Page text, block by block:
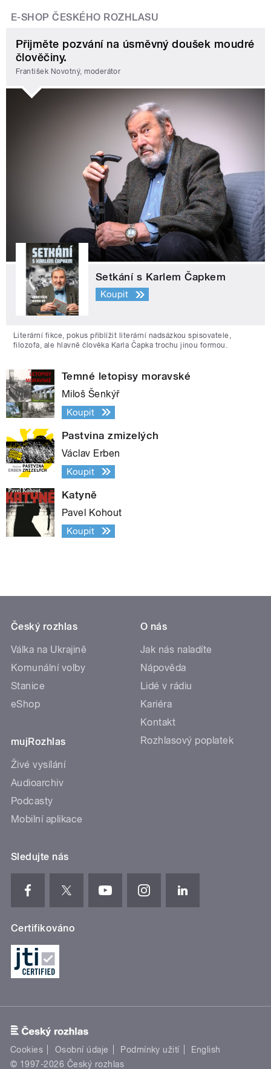
E-SHOP ČESKÉHO ROZHLASU
Přijměte pozvání na úsměvný doušek moudré
člověčiny.
František Novotný, moderátor
Setkání s Karlem Čapkem
Koupit
Literární fikce, pokus přiblížit literární nadsázkou spisovatele,
filozofa, ale hlavně člověka Karla Čapka trochu jinou formou.
Temné letopisy moravské
Miloš Šenkýř
Koupit
Pastvina zmizelých
Václav Erben
Koupit
Katyně
Pavel Kohout
Koupit
Český rozhlas
Válka na Ukrajině
Komunální volby
Stanice
eShop
mujRozhlas
Živé vysílání
Audioarchiv
Podcasty
Mobilní aplikace
O nás
Jak nás naladíte
Nápověda
Lidé v rádiu
Kariéra
Kontakt
Rozhlasový poplatek
Sledujte nás
Certifikováno
Cookies Osobní údaje Podmínky užití
English
© 1997-2026 Český rozhlas